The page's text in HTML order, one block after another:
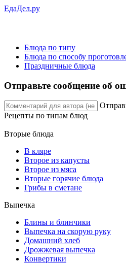
ЕдаДел.ру
Блюда по типу
Блюда по способу
Праздничные блюда
Отправьте сообщение об
Рецепты по типам блюд
Вторые блюда
В кляре
Второе из капусты
Второе из мяса
Вторые горячие блюда
Грибы в сметане
Выпечка
Блины и блинчики
Выпечка на скорую руку
Домашний хлеб
Дрожжевая выпечка
Конвертики